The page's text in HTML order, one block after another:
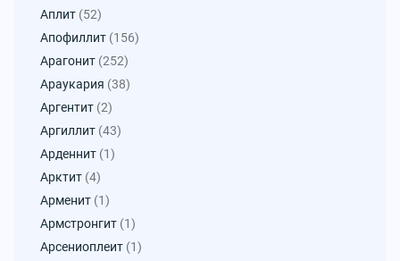
Аплит (52)
Апофиллит (156)
Арагонит (252)
Араукария (38)
Аргентит (2)
Аргиллит (43)
Арденнит (1)
Арктит (4)
Арменит (1)
Армстронгит (1)
Арсениоплеит (1)